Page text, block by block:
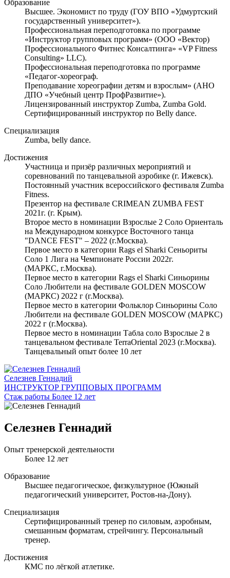
Образование
Высшее. Экономист по труду (ГОУ ВПО «Удмуртский
государственный университет»).
Профессиональная переподготовка по программе
«Инструктор групповых программ» (ООО «Вектор)
Профессионального Фитнес Консалтинга» «VP Fitness
Consulting» LLC).
Профессиональная переподготовка по программе
«Педагог-хореограф.
Преподавание хореографии детям и взрослым» (АНО
ДПО «Учебный центр ПрофРазвитие»).
Лицензированный инструктор Zumba, Zumba Gold.
Сертифицированный инструктор по Belly dance.
Специализация
Zumba, belly dance.
Достижения
Участница и призёр различных мероприятий и
соревнований по танцевальной аэробике (г. Ижевск).
Постоянный участник всероссийского фестиваля Zumba
Fitness.
Презентор на фестивале CRIMEAN ZUMBA FEST
2021г. (г. Крым).
Второе место в номинации Взрослые 2 Соло Ориенталь
на Международном конкурсе Восточного танца
"DANCE FEST" – 2022 (г.Москва).
Первое место в категории Rags el Sharki Сеньориты
Соло 1 Лига на Чемпионате России 2022г.
(МАРКС, г.Москва).
Первое место в категории Rags el Sharki Синьорины
Соло Любители на фестивале GOLDEN MOSCOW
(МАРКС) 2022 г (г.Москва).
Первое место в категории Фольклор Синьорины Соло
Любители на фестивале GOLDEN MOSCOW (МАРКС)
2022 г (г.Москва).
Первое место в номинации Табла соло Взрослые 2 в
танцевальном фестивале TerraOriental 2023 (г.Москва).
Танцевальный опыт более 10 лет
Селезнев Геннадий
ИНСТРУКТОР ГРУППОВЫХ ПРОГРАММ
Стаж работы Более 12 лет
Селезнев Геннадий
Опыт тренерской деятельности
Более 12 лет
Образование
Высшее педагогическое, физкультурное (Южный
педагогический университет, Ростов-на-Дону).
Специализация
Сертифицированный тренер по силовым, аэробным,
смешанным форматам, стрейчингу. Персональный
тренер.
Достижения
КМС по лёгкой атлетике.